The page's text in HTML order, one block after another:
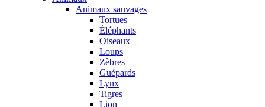
Animaux sauvages
Tortues
Éléphants
Oiseaux
Loups
Zèbres
Guépards
Lynx
Tigres
Lion